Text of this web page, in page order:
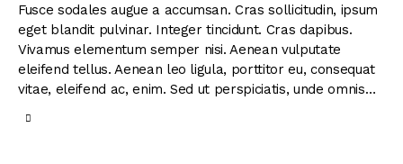
Fusce sodales augue a accumsan. Cras sollicitudin, ipsum
eget blandit pulvinar. Integer tincidunt. Cras dapibus.
Vivamus elementum semper nisi. Aenean vulputate
eleifend tellus. Aenean leo ligula, porttitor eu, consequat
vitae, eleifend ac, enim. Sed ut perspiciatis, unde omnis…